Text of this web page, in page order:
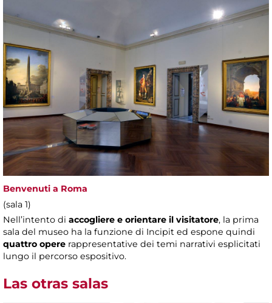
Benvenuti a Roma
(sala 1)
Nell’intento di accogliere e orientare il visitatore, la prima
sala del museo ha la funzione di Incipit ed espone quindi
quattro opere rappresentative dei temi narrativi esplicitati
lungo il percorso espositivo.
Las otras salas